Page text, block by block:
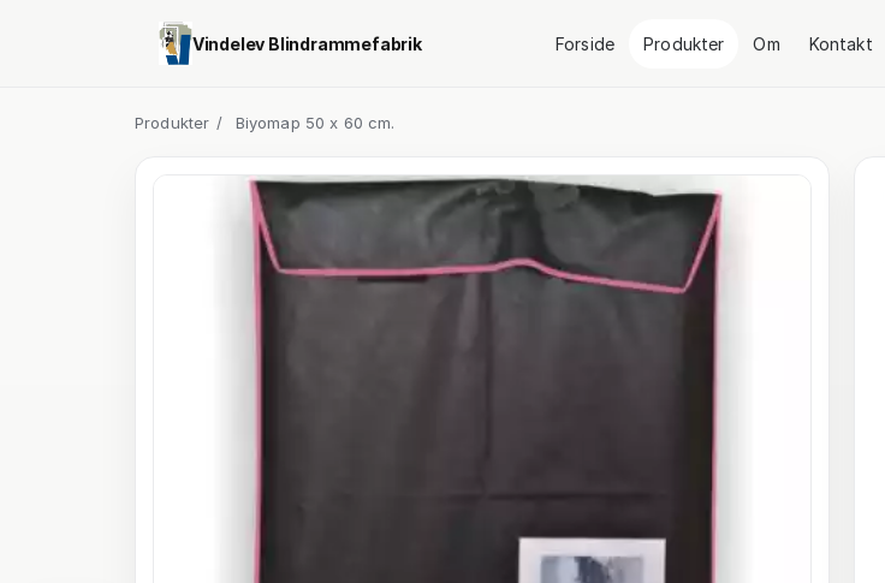
Vindelev Blindrammefabrik Forside Produkter Om Kontakt
Produkter / Biyomap 50 x 60 cm.